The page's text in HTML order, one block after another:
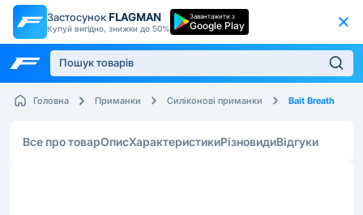
Застосунок FLAGMAN
Купуй вигідно, знижки до 50%
Завантажити з
Google Play
Головна Приманки Силіконові приманки Bait Breath
Все про товарОписХарактеристикиРізновидиВідгуки